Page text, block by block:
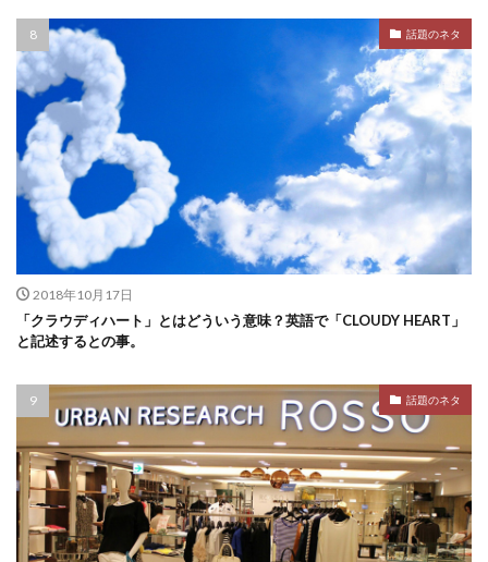
話題のネタ
2018年10月17日
「クラウディハート」とはどういう意味？英語で「CLOUDY HEART」
と記述するとの事。
話題のネタ